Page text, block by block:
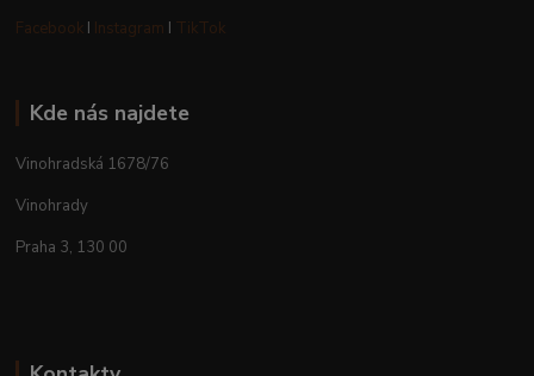
Facebook I Instagram I TikTok
Kde nás najdete
Vinohradská 1678/76
Vinohrady
Praha 3, 130 00